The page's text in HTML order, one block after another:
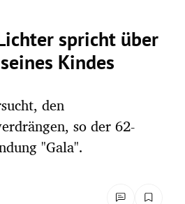
spricht über
Kindes
den
so der 62-
"Gala".